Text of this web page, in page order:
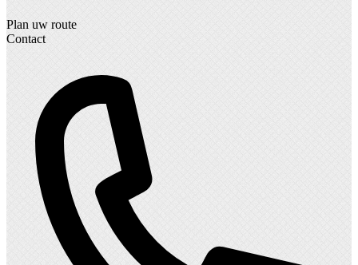
Plan uw route
Contact